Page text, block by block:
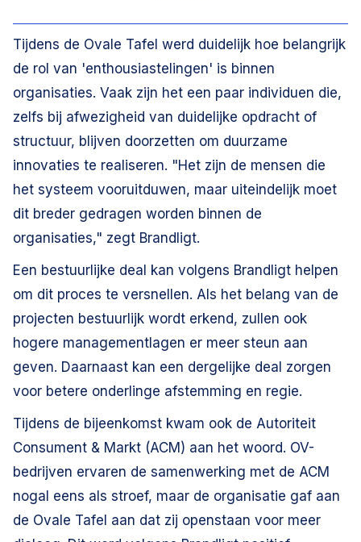
Tijdens de Ovale Tafel werd duidelijk hoe belangrijk
de rol van 'enthousiastelingen' is binnen
organisaties. Vaak zijn het een paar individuen die,
zelfs bij afwezigheid van duidelijke opdracht of
structuur, blijven doorzetten om duurzame
innovaties te realiseren. "Het zijn de mensen die
het systeem vooruitduwen, maar uiteindelijk moet
dit breder gedragen worden binnen de
organisaties," zegt Brandligt.
Een bestuurlijke deal kan volgens Brandligt helpen
om dit proces te versnellen. Als het belang van de
projecten bestuurlijk wordt erkend, zullen ook
hogere managementlagen er meer steun aan
geven. Daarnaast kan een dergelijke deal zorgen
voor betere onderlinge afstemming en regie.
Tijdens de bijeenkomst kwam ook de Autoriteit
Consument & Markt (ACM) aan het woord. OV-
bedrijven ervaren de samenwerking met de ACM
nogal eens als stroef, maar de organisatie gaf aan
de Ovale Tafel aan dat zij openstaan voor meer